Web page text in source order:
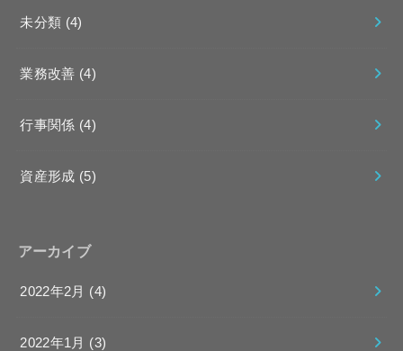
未分類 (4)
業務改善 (4)
行事関係 (4)
資産形成 (5)
アーカイブ
2022年2月 (4)
2022年1月 (3)